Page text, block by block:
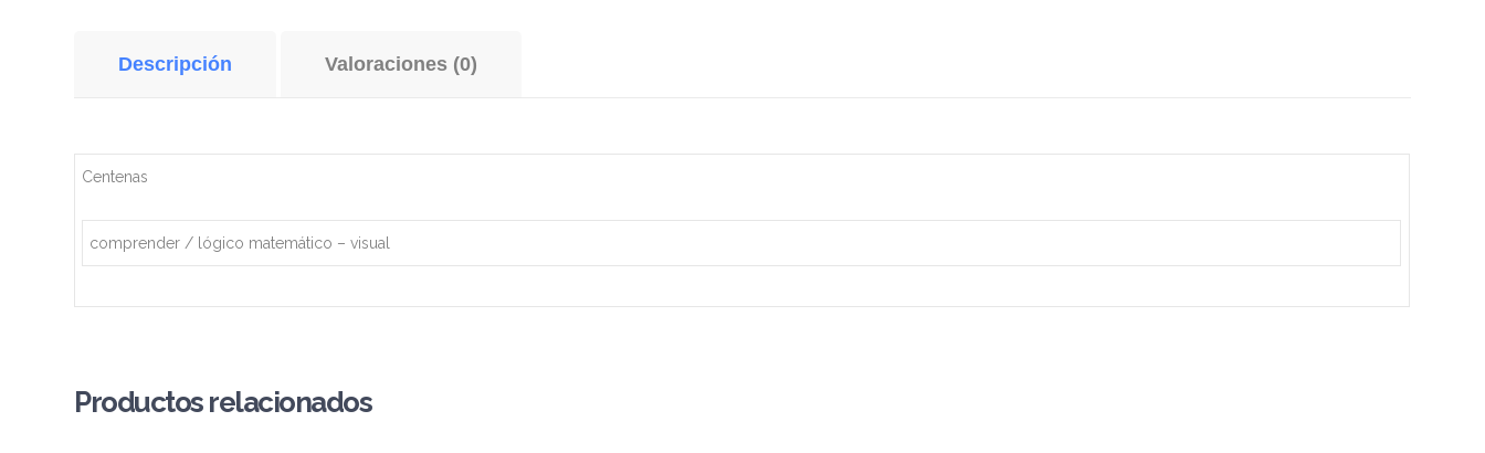
Descripción Valoraciones (0)
Centenas
comprender / lógico matemático – visual
Productos relacionados